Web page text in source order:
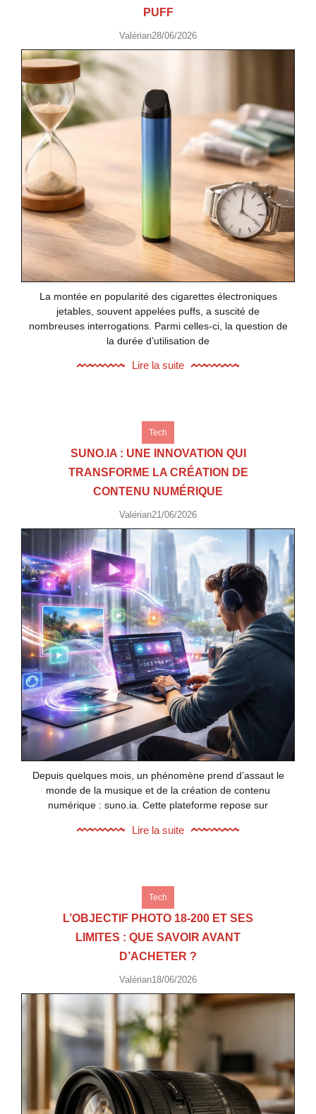
PUFF
Valérian28/06/2026
La montée en popularité des cigarettes électroniques
jetables, souvent appelées puffs, a suscité de
nombreuses interrogations. Parmi celles-ci, la question de
la durée d’utilisation de
Lire la suite
Tech
SUNO.IA : UNE INNOVATION QUI
TRANSFORME LA CRÉATION DE
CONTENU NUMÉRIQUE
Valérian21/06/2026
Depuis quelques mois, un phénomène prend d’assaut le
monde de la musique et de la création de contenu
numérique : suno.ia. Cette plateforme repose sur
Lire la suite
Tech
L’OBJECTIF PHOTO 18-200 ET SES
LIMITES : QUE SAVOIR AVANT
D’ACHETER ?
Valérian18/06/2026